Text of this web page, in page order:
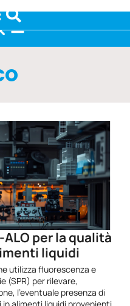
per la qualità
liquidi
utilizza fluorescenza e
(SPR) per rilevare,
l’eventuale presenza di